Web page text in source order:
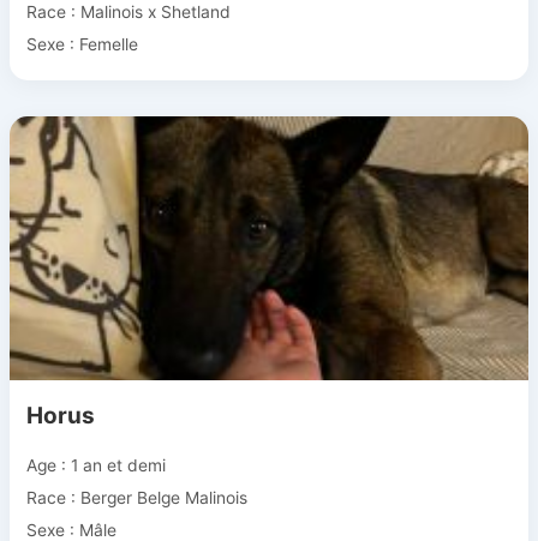
Race : Malinois x Shetland
Sexe : Femelle
Horus
Age : 1 an et demi
Race : Berger Belge Malinois
Sexe : Mâle